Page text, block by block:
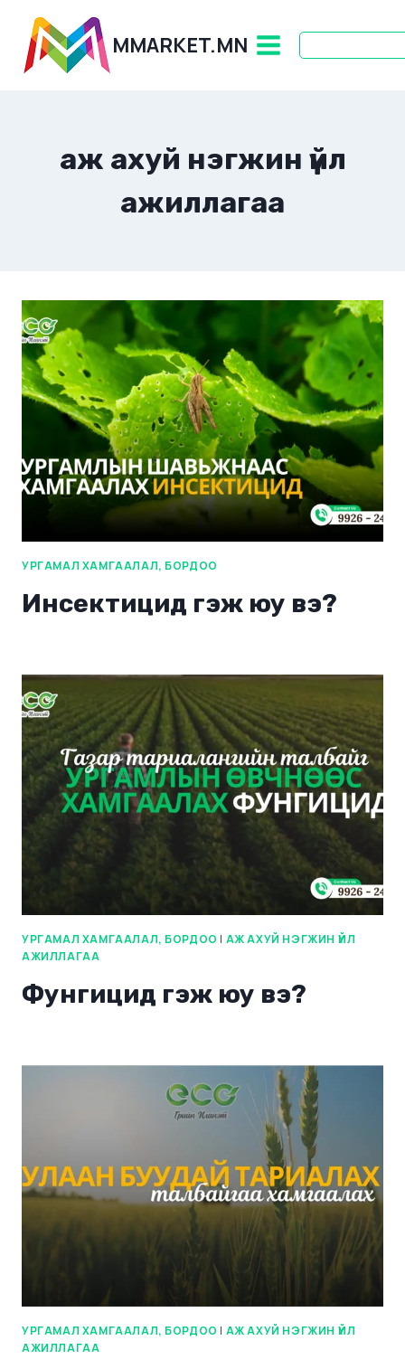
content
MMARKET.MN
аж ахуй нэгжин үйл
ажиллагаа
УРГАМАЛ ХАМГААЛАЛ, БОРДОО
Инсектицид гэж юу вэ?
УРГАМАЛ ХАМГААЛАЛ, БОРДОО | АЖ АХУЙ НЭГЖИН ҮЙЛ
АЖИЛЛАГАА
Фунгицид гэж юу вэ?
УРГАМАЛ ХАМГААЛАЛ, БОРДОО | АЖ АХУЙ НЭГЖИН ҮЙЛ
АЖИЛЛАГАА